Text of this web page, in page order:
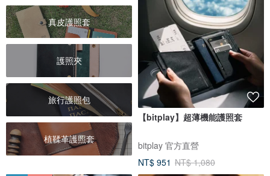
真皮護照套
護照夾
旅行護照包
植鞣革護照套
【bitplay】超薄機能護照套
bitplay 官方直營
NT$ 951 NT$ 1,080